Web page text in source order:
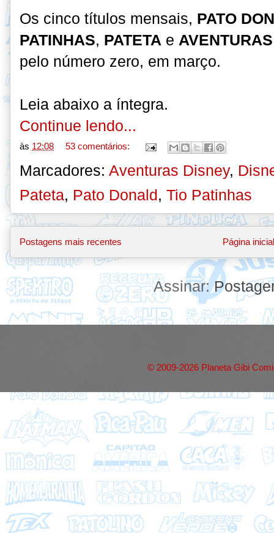
Os cinco títulos mensais, PATO
PATINHAS, PATETA e
pelo número zero, em março.
Leia abaixo a íntegra.
Continue lendo...
às 12:08 53 comentários:
Marcadores: Aventuras Disney,
Pateta, Pato Donald, Tio Patinhas
Postagens mais recentes Página inicial
Assinar:
© 2009-2026 Planeta Gibi